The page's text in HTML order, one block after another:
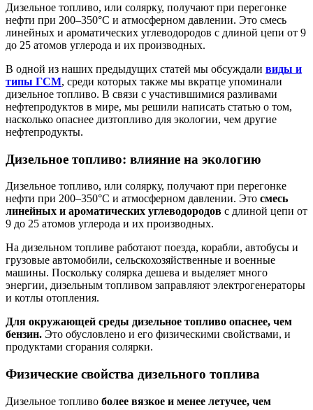
Дизельное топливо, или солярку, получают при перегонке
нефти при 200–350°C и атмосферном давлении. Это смесь
линейных и ароматических углеводородов с длиной цепи от 9
до 25 атомов углерода и их производных.
В одной из наших предыдущих статей мы обсуждали виды и
типы ГСМ, среди которых также мы вкратце упоминали
дизельное топливо. В связи с участившимися разливами
нефтепродуктов в мире, мы решили написать статью о том,
насколько опаснее дизтопливо для экологии, чем другие
нефтепродукты.
Дизельное топливо: влияние на экологию
Дизельное топливо, или солярку, получают при перегонке
нефти при 200–350°C и атмосферном давлении. Это смесь
линейных и ароматических углеводородов с длиной цепи от
9 до 25 атомов углерода и их производных.
На дизельном топливе работают поезда, корабли, автобусы и
грузовые автомобили, сельскохозяйственные и военные
машины. Поскольку солярка дешева и выделяет много
энергии, дизельным топливом заправляют электрогенераторы
и котлы отопления.
Для окружающей среды дизельное топливо опаснее, чем
бензин. Это обусловлено и его физическими свойствами, и
продуктами сгорания солярки.
Физические свойства дизельного топлива
Дизельное топливо более вязкое и менее летучее, чем